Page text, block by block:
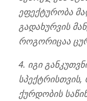
ეფექტურობა
გადახურვის
როგორიცაა
4. იგი
სპექტრისთვის,
ქურდობის